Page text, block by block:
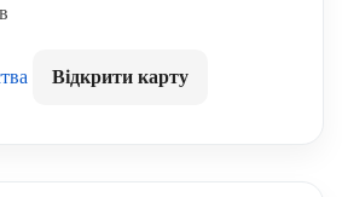
Відкрити карту